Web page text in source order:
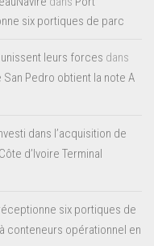
six portiques de parc
unissent leurs forces dans
Pedro obtient la note A
dans l’acquisition de
d’Ivoire Terminal
six portiques de
conteneurs opérationnel en